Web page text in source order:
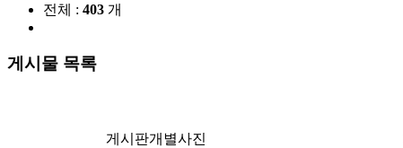
전체 : 403 개
게시물 목록
게시판개별사진